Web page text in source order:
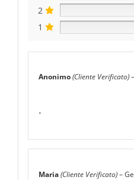
2
1
Anonimo(Cliente Verificato)–
.
Maria(Cliente Verificato)–